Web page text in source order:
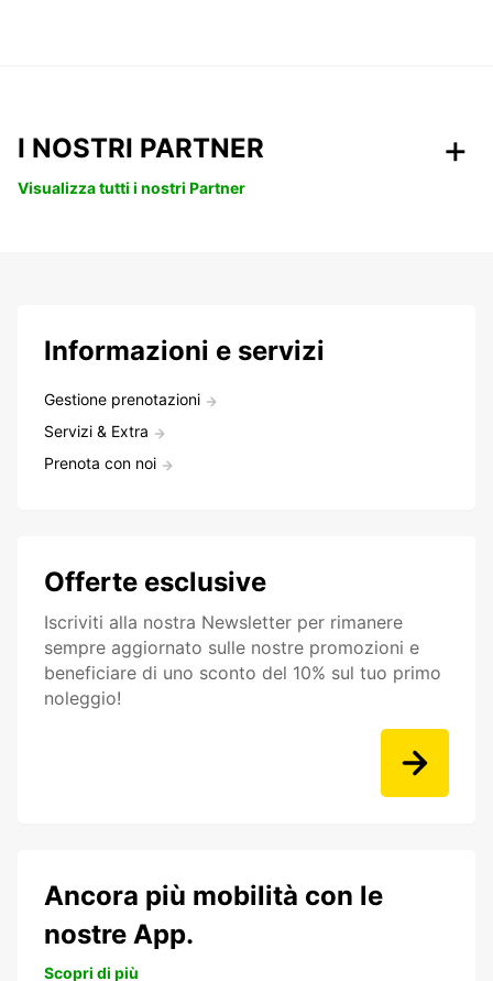
I NOSTRI PARTNER
Visualizza tutti i nostri Partner
Informazioni e servizi
Gestione prenotazioni
Servizi & Extra
Prenota con noi
Offerte esclusive
Iscriviti alla nostra Newsletter per rimanere
sempre aggiornato sulle nostre promozioni e
beneficiare di uno sconto del 10% sul tuo primo
noleggio!
Ancora più mobilità con le
nostre App.
Scopri di più